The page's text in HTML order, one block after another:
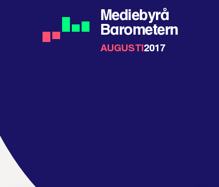
Mediebyrå
Barometern
AUGUSTI2017